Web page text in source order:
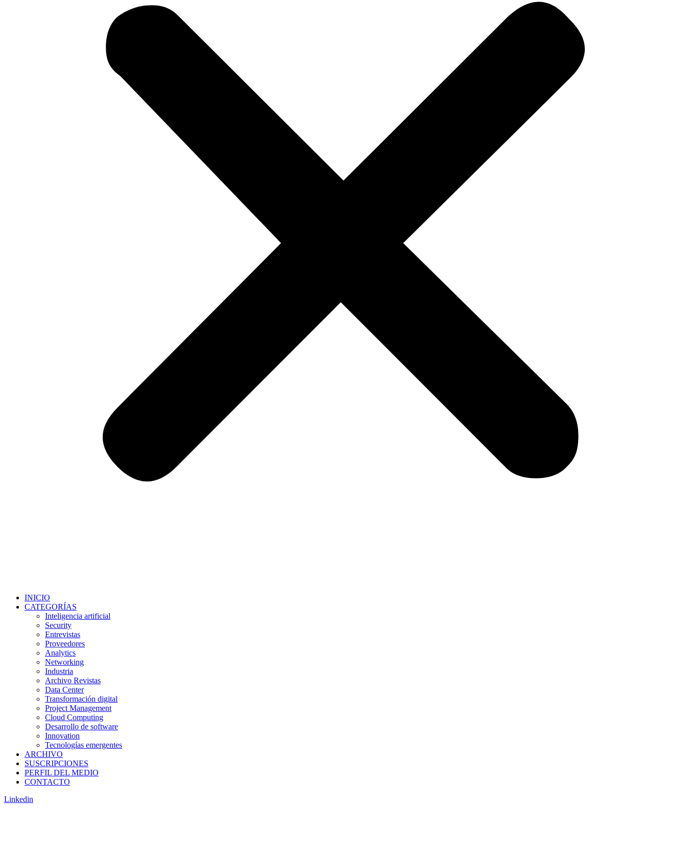
INICIO
CATEGORÍAS
Inteligencia artificial
Security
Entrevistas
Proveedores
Analytics
Networking
Industria
Archivo Revistas
Data Center
Transformación digital
Project Management
Cloud Computing
Desarrollo de software
Innovation
Tecnologías emergentes
ARCHIVO
SUSCRIPCIONES
PERFIL DEL MEDIO
CONTACTO
Linkedin